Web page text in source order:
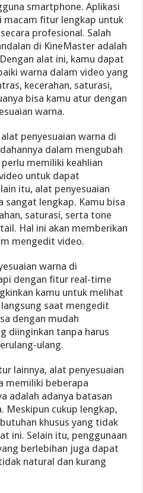
smartphone. Aplikasi
macam fitur lengkap untuk
profesional. Salah
di KineMaster adalah
alat ini, kamu dapat
warna dalam video yang
kecerahan, saturasi,
bisa kamu atur dengan
warna.
penyesuaian warna di
dalam mengubah
memiliki keahlian
untuk dapat
itu, alat penyesuaian
sangat lengkap. Kamu bisa
saturasi, serta tone
Hal ini akan memberikan
mengedit video.
warna di
dengan fitur real-time
kamu untuk melihat
saat mengedit
dengan mudah
diinginkan tanpa harus
ulang.
lainnya, alat penyesuaian
memiliki beberapa
adalah adanya batasan
Meskipun cukup lengkap,
khusus yang tidak
ini. Selain itu, penggunaan
berlebihan juga dapat
natural dan kurang